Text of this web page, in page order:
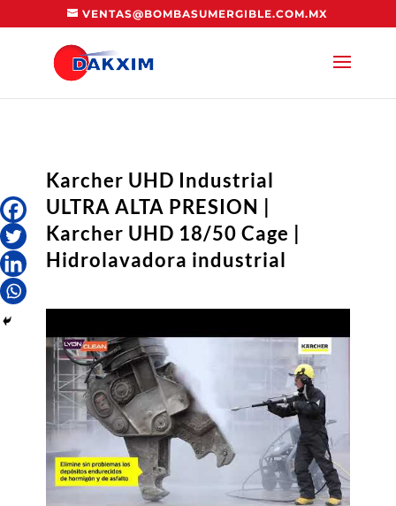
VENTAS@BOMBASUMERGIBLE.COM.MX
Karcher UHD Industrial
ULTRA ALTA PRESION |
Karcher UHD 18/50 Cage |
Hidrolavadora industrial